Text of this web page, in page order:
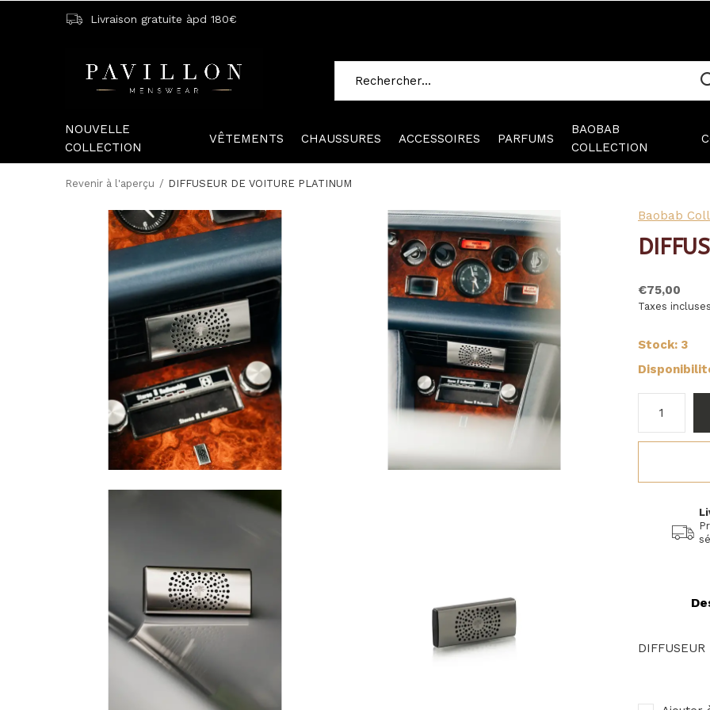
NOUVELLE
COLLECTION
VÊTEMENTS CHAUSSURES ACCESSOIRES PARFUMS
BAOBAB
COLLECTION
Livraison gratuite àpd 180€
Revenir à l'aperçu DIFFUSEUR DE VOITURE PLATINUM
Baobab
€75,00
Taxes
Stock: 3